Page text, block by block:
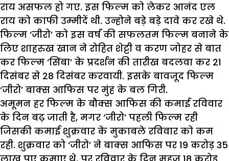
राय असफल हो गए. इस फिल्म को लेकर आनंद एल
राय को काफी उम्मीदें थी. उन्होने बड़े बड़े दावे कर रखे थे.
फिल्म ‘जीरो’ को इस वर्ष की सफलतम फिल्म बनाने के
लिए शाहरुख खान ने रोहित शेट्टी व करण जोहर से बात
कर फिल्म ‘सिंबा’ के प्रदर्शन की तारीख बदलवा कर 21
दिसंबर से 28 दिसंबर करवायी. इसके बावजूद फिल्म
‘जीरो’ बाक्स आफिस पर मुंह के बल गिरी.
अमूमन हर फिल्म के बौक्स आफिस की कमाई रविवार
के दिन बढ़ जाती है, मगर ‘जीरो’ पहली फिल्म रही
जिसकी कमाई शुक्रवार के मुकाबले रविवार को कम
रही. शुक्रवार को ‘जीरो’ ने बाक्स आफिस पर 19 करोड़ 35